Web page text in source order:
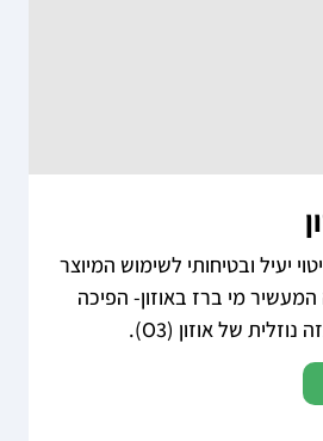
יעיל ובטיחותי לשימוש המיוצר
מי ברז באוזון- הפיכה